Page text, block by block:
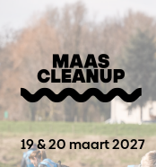
19 & 20 maart 2027